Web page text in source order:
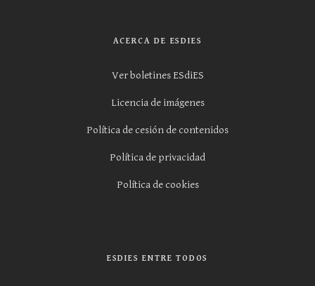
ACERCA DE ESDIES
Ver boletines ESdiES
Licencia de imágenes
Política de cesión de contenidos
Política de privacidad
Política de cookies
ESDIES ENTRE TODOS